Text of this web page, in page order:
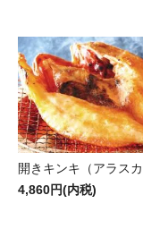
開きキンキ（アラスカ
4,860円(内税)